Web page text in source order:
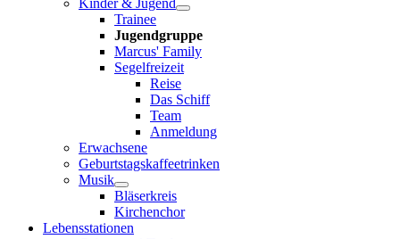
Kinder & Jugend
Trainee
Jugendgruppe
Marcus' Family
Segelfreizeit
Reise
Das Schiff
Team
Anmeldung
Erwachsene
Geburtstagskaffeetrinken
Musik
Bläserkreis
Kirchenchor
Lebensstationen